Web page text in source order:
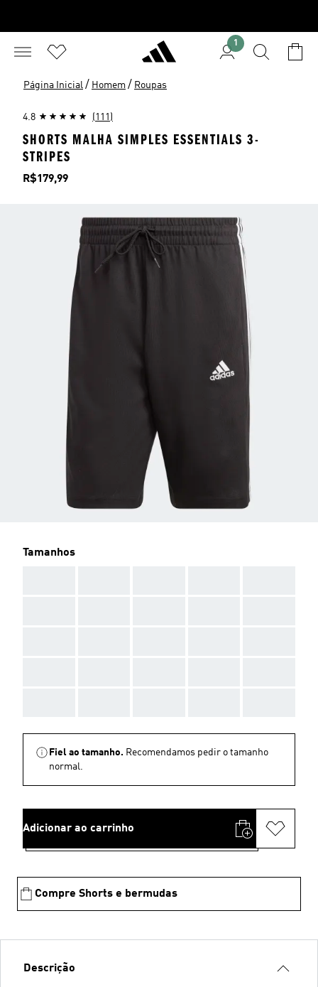
1
Página Inicial / Homem / Roupas
4.8 (111)
SHORTS MALHA SIMPLES ESSENTIALS 3-
STRIPES
Preço
R$179,99
Tamanhos
Fiel ao tamanho. Recomendamos pedir o tamanho
normal.
Adicionar ao carrinho
Compre Shorts e bermudas
Descrição